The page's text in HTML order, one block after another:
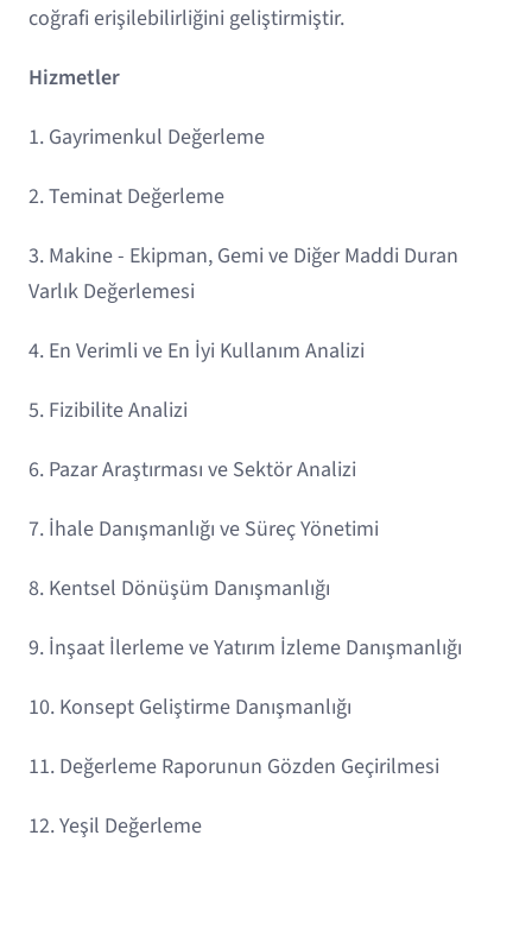
coğrafi erişilebilirliğini geliştirmiştir.
Hizmetler
1. Gayrimenkul Değerleme
2. Teminat Değerleme
3. Makine - Ekipman, Gemi ve Diğer Maddi Duran
Varlık Değerlemesi
4. En Verimli ve En İyi Kullanım Analizi
5. Fizibilite Analizi
6. Pazar Araştırması ve Sektör Analizi
7. İhale Danışmanlığı ve Süreç Yönetimi
8. Kentsel Dönüşüm Danışmanlığı
9. İnşaat İlerleme ve Yatırım İzleme Danışmanlığı
10. Konsept Geliştirme Danışmanlığı
11. Değerleme Raporunun Gözden Geçirilmesi
12. Yeşil Değerleme